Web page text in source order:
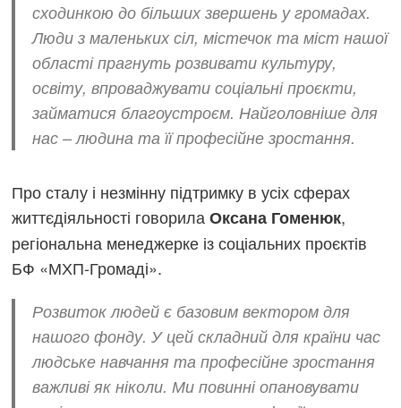
сходинкою до більших звершень у громадах.
Люди з маленьких сіл, містечок та міст нашої
області прагнуть розвивати культуру,
освіту, впроваджувати соціальні проєкти,
займатися благоустроєм. Найголовніше для
нас – людина та її професійне зростання.
Про сталу і незмінну підтримку в усіх сферах
життєдіяльності говорилаОксана Гоменюк,
регіональна менеджерке із соціальних проєктів
БФ «МХП-Громаді».
Розвиток людей є базовим вектором для
нашого фонду. У цей складний для країни час
людське навчання та професійне зростання
важливі як ніколи. Ми повинні опановувати